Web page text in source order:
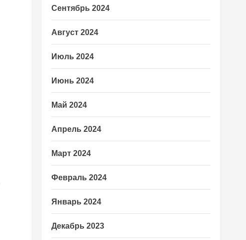
Сентябрь 2024
Август 2024
Июль 2024
Июнь 2024
Май 2024
Апрель 2024
Март 2024
Февраль 2024
Январь 2024
Декабрь 2023